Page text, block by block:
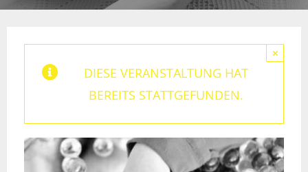
Förderung
Shop
DIESE VERANSTALTUNG HAT
BEREITS STATTGEFUNDEN.
×